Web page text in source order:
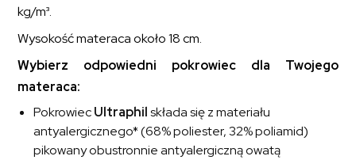
kg/m³.
Wysokość materaca około 18 cm.
Wybierz odpowiedni pokrowiec dla Twojego
materaca:
PokrowiecUltraphilskłada się z materiału
antyalergicznego* (68% poliester, 32% poliamid)
pikowany obustronnie antyalergiczną owatą